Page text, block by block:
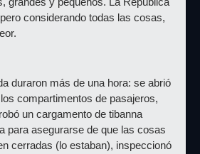
considerando todas las cosas,
duraron más de una hora: se abrió
compartimentos de pasajeros,
un cargamento de tibanna
para asegurarse de que las cosas
cerradas (lo estaban), inspeccionó